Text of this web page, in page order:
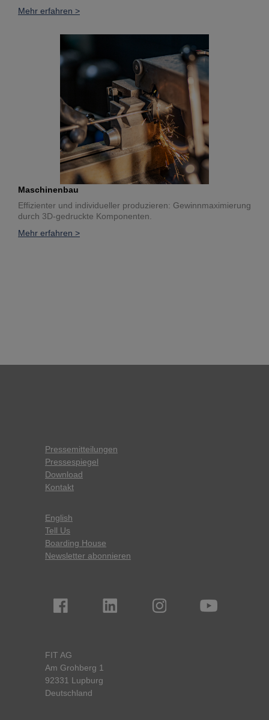
Mehr erfahren >
Maschinenbau
Effizienter und individueller produzieren: Gewinnmaximierung
durch 3D-gedruckte Komponenten.
Mehr erfahren >
Pressemitteilungen
Pressespiegel
Download
Kontakt
English
Tell Us
Boarding House
Newsletter abonnieren
FIT AG
Am Grohberg 1
92331 Lupburg
Deutschland